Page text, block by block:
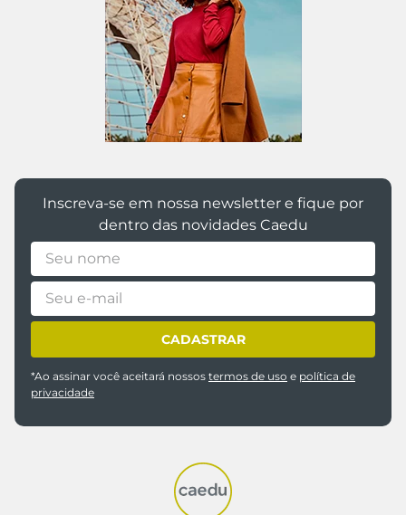
Inscreva-se em nossa newsletter e fique por
dentro das novidades Caedu
CADASTRAR
*Ao assinar você aceitará nossos termos de uso e política de
privacidade